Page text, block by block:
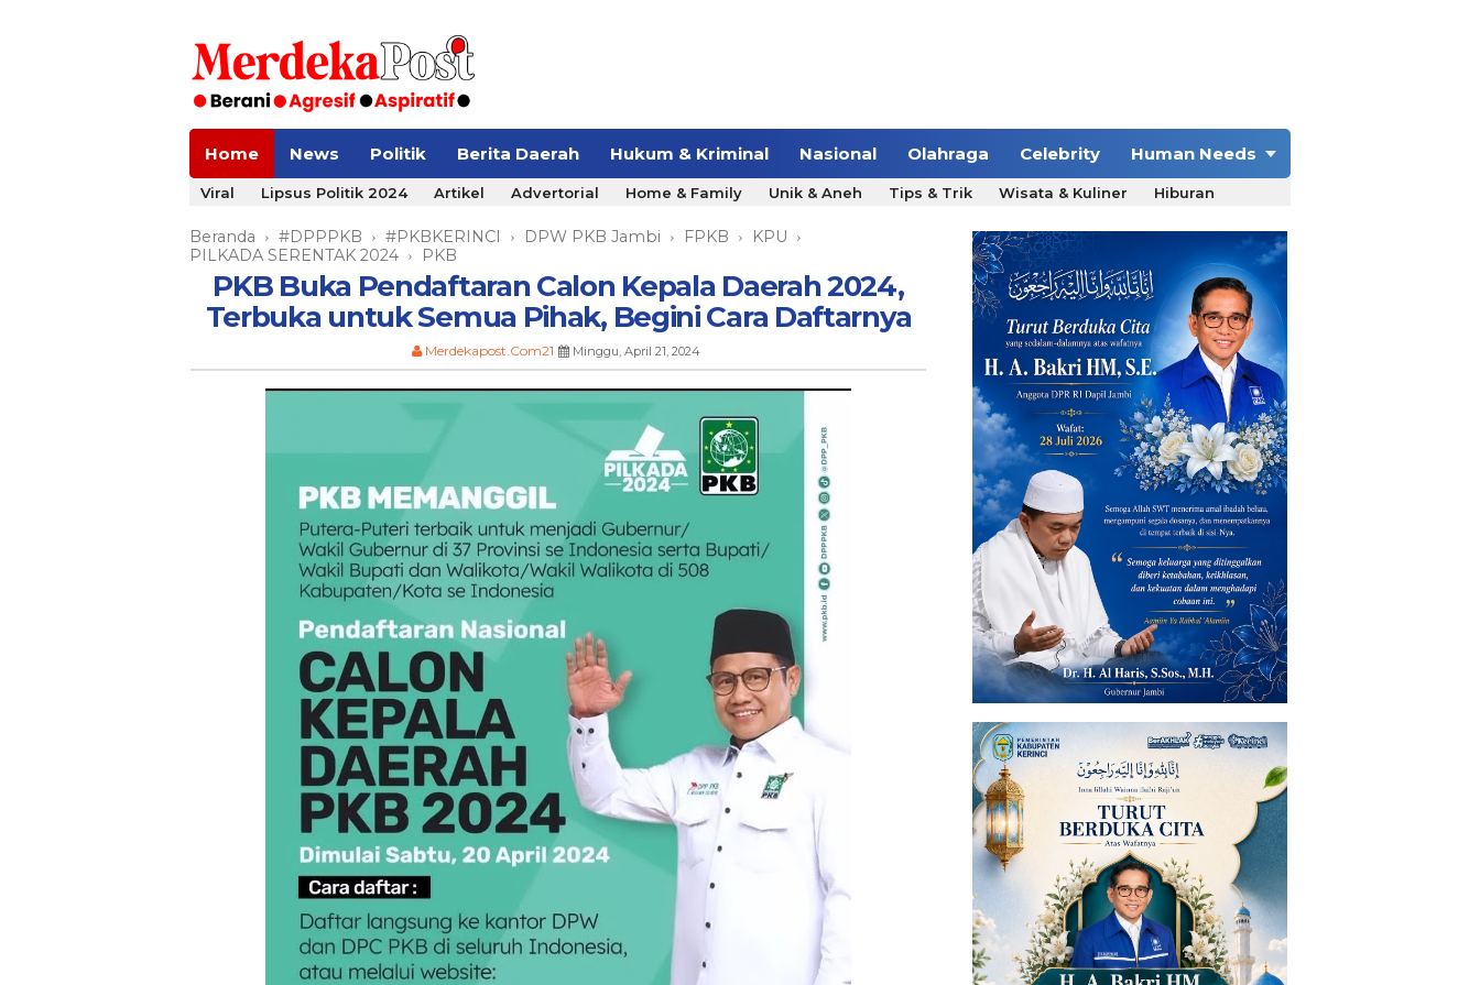
Home News Politik Berita Daerah Hukum & Kriminal Nasional Olahraga Celebrity Human Needs
Viral Lipsus Politik 2024 Artikel Advertorial Home & Family Unik & Aneh Tips & Trik Wisata & Kuliner Hiburan
Beranda › #DPPPKB › #PKBKERINCI › DPW PKB Jambi › FPKB › KPU ›
PILKADA SERENTAK 2024 › PKB
PKB Buka Pendaftaran Calon Kepala Daerah 2024,
Terbuka untuk Semua Pihak, Begini Cara Daftarnya
Merdekapost.Com21 Minggu, April 21, 2024